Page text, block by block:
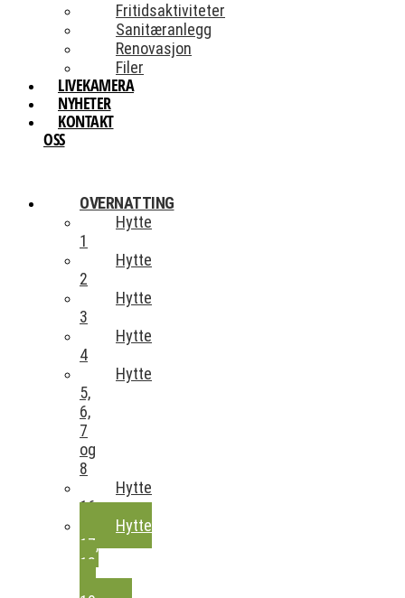
Fritidsaktiviteter
Sanitæranlegg
Renovasjon
Filer
LIVEKAMERA
NYHETER
KONTAKT
OSS
OVERNATTING
Hytte
1
Hytte
2
Hytte
3
Hytte
4
Hytte
5,
6,
7
og
8
Hytte
16
Hytte
17,
18